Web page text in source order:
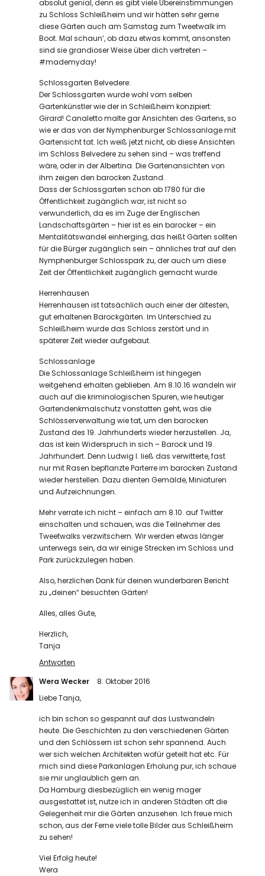
absolut genial, denn es gibt viele Übereinstimmungen
zu Schloss Schleißheim und wir hätten sehr gerne
diese Gärten auch am Samstag zum Tweetwalk im
Boot. Mal schaun‘, ob dazu etwas kommt, ansonsten
sind sie grandioser Weise über dich vertreten –
#mademyday!
Schlossgarten Belvedere:
Der Schlossgarten wurde wohl vom selben
Gartenkünstler wie der in Schleißheim konzipiert:
Girard! Canaletto malte gar Ansichten des Gartens, so
wie er das von der Nymphenburger Schlossanlage mit
Gartensicht tat. Ich weiß jetzt nicht, ob diese Ansichten
im Schloss Belvedere zu sehen sind – was treffend
wäre, oder in der Albertina. Die Gartenansichten von
ihm zeigen den barocken Zustand.
Dass der Schlossgarten schon ab 1780 für die
Öffentlichkeit zugänglich war, ist nicht so
verwunderlich, da es im Zuge der Englischen
Landschaftsgärten – hier ist es ein barocker – ein
Mentalitätswandel einherging, das heißt Gärten sollten
für die Bürger zugänglich sein – ähnliches traf auf den
Nymphenburger Schlosspark zu, der auch um diese
Zeit der Öffentlichkeit zugänglich gemacht wurde.
Herrenhausen
Herrenhausen ist tatsächlich auch einer der ältesten,
gut erhaltenen Barockgärten. Im Unterschied zu
Schleißheim wurde das Schloss zerstört und in
späterer Zeit wieder aufgebaut.
Schlossanlage
Die Schlossanlage Schleißheim ist hingegen
weitgehend erhalten geblieben. Am 8.10.16 wandeln wir
auch auf die kriminologischen Spuren, wie heutiger
Gartendenkmalschutz vonstatten geht, was die
Schlösserverwaltung wie tat, um den barocken
Zustand des 19. Jahrhunderts wieder herzustellen. Ja,
das ist kein Widerspruch in sich – Barock und 19.
Jahrhundert. Denn Ludwig I. ließ das verwitterte, fast
nur mit Rasen bepflanzte Parterre im barocken Zustand
wieder herstellen. Dazu dienten Gemälde, Miniaturen
und Aufzeichnungen.
Mehr verrate ich nicht – einfach am 8.10. auf Twitter
einschalten und schauen, was die Teilnehmer des
Tweetwalks verzwitschern. Wir werden etwas länger
unterwegs sein, da wir einige Strecken im Schloss und
Park zurückzulegen haben.
Also, herzlichen Dank für deinen wunderbaren Bericht
zu „deinen“ besuchten Gärten!
Alles, alles Gute,
Herzlich,
Tanja
Antworten
Wera Wecker
8. Oktober 2016
Liebe Tanja,
ich bin schon so gespannt auf das Lustwandeln
heute. Die Geschichten zu den verschiedenen Gärten
und den Schlössern ist schon sehr spannend. Auch
wer sich welchen Architekten wofür geteilt hat etc. Für
mich sind diese Parkanlagen Erholung pur, ich schaue
sie mir unglaublich gern an.
Da Hamburg diesbezüglich ein wenig mager
ausgestattet ist, nutze ich in anderen Städten oft die
Gelegenheit mir die Gärten anzusehen. Ich freue mich
schon, aus der Ferne viele tolle Bilder aus Schleißheim
zu sehen!
Viel Erfolg heute!
Wera